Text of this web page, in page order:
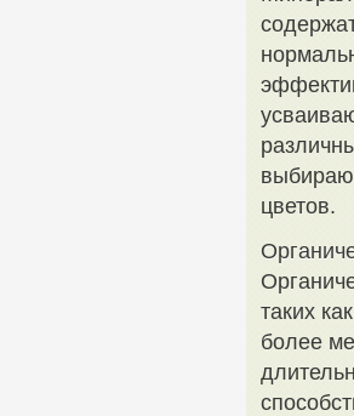
цветов.
таких
более